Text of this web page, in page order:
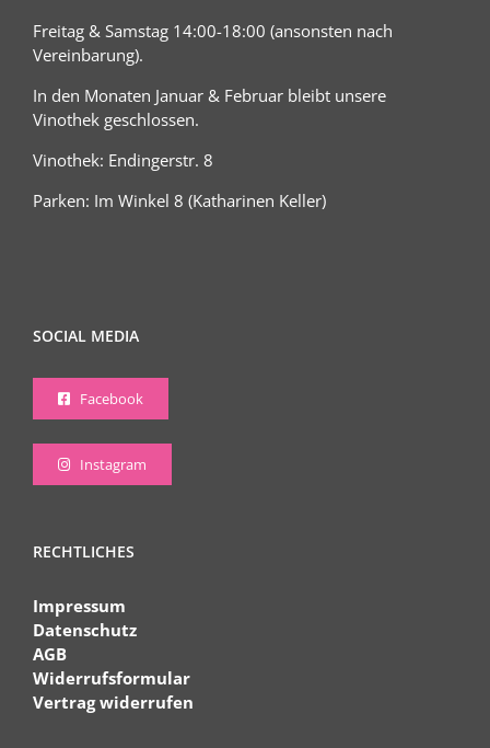
Freitag & Samstag 14:00-18:00 (ansonsten nach
Vereinbarung).
In den Monaten Januar & Februar bleibt unsere
Vinothek geschlossen.
Vinothek: Endingerstr. 8
Parken: Im Winkel 8 (Katharinen Keller)
SOCIAL MEDIA
Facebook
Instagram
RECHTLICHES
Impressum
Datenschutz
AGB
Widerrufsformular
Vertrag widerrufen